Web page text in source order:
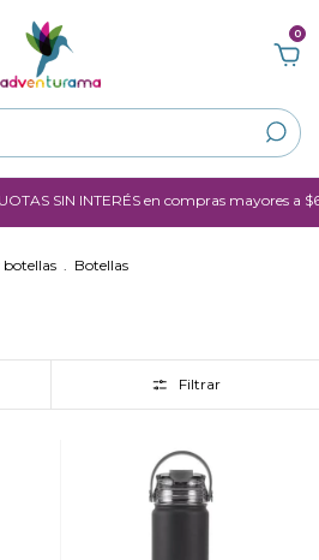
0
SIN INTERÉS en compras mayores a
botellas . Botellas
Filtrar